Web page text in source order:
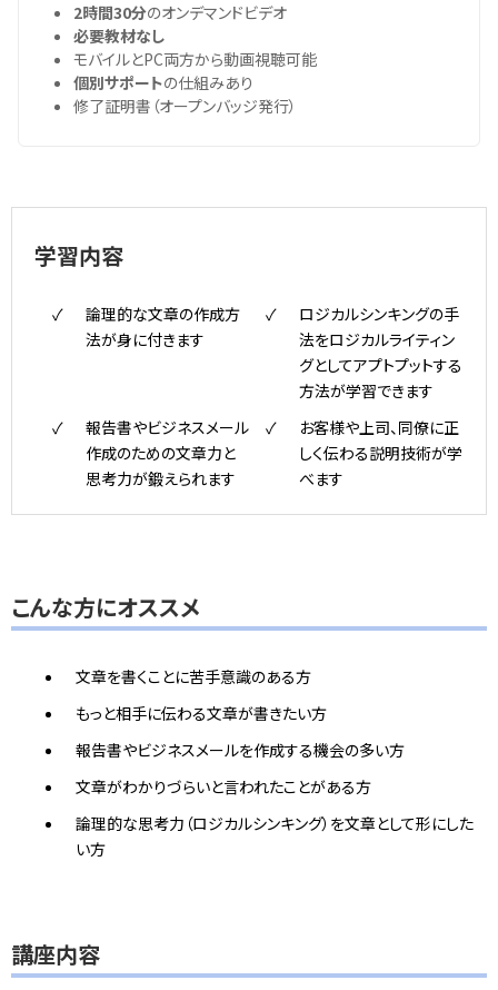
2時間30分のオンデマンドビデオ
必要教材なし
モバイルとPC両方から動画視聴可能
個別サポートの仕組みあり
修了証明書（オープンバッジ発行）
学習内容
論理的な文章の作成方
法が身に付きます
ロジカルシンキングの手
法をロジカルライティン
グとしてアプトプットする
方法が学習できます
報告書やビジネスメール
作成のための文章力と
思考力が鍛えられます
お客様や上司、同僚に正
しく伝わる説明技術が学
べます
こんな方にオススメ
文章を書くことに苦手意識のある方
もっと相手に伝わる文章が書きたい方
報告書やビジネスメールを作成する機会の多い方
文章がわかりづらいと言われたことがある方
論理的な思考力（ロジカルシンキング）を文章として形にした
い方
講座内容